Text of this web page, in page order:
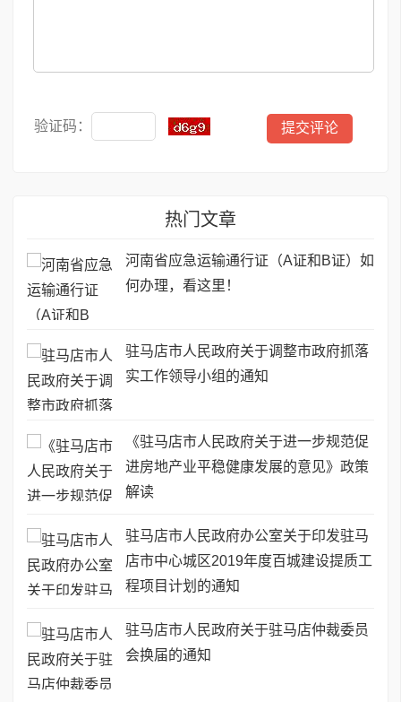
验证码：
热门文章
河南省应急运输通行证（A证和B证）如
何办理，看这里！
驻马店市人民政府关于调整市政府抓落
实工作领导小组的通知
《驻马店市人民政府关于进一步规范促
进房地产业平稳健康发展的意见》政策
解读
驻马店市人民政府办公室关于印发驻马
店市中心城区2019年度百城建设提质工
程项目计划的通知
驻马店市人民政府关于驻马店仲裁委员
会换届的通知